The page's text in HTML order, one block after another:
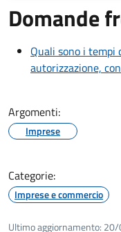
Domande
Quali sono i
autorizzazione,
Argomenti:
Imprese
Categorie:
Imprese e commercio
Ultimo aggiornamento: 20/